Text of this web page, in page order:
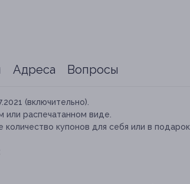
Адреса Вопросы
(включительно).
распечатанном виде.
купонов для себя или в подарок.